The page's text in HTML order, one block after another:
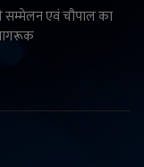
एवं चौपाल का